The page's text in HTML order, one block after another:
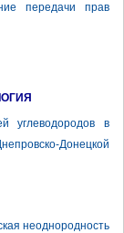
передачи прав
в
Донецкой
неоднородность